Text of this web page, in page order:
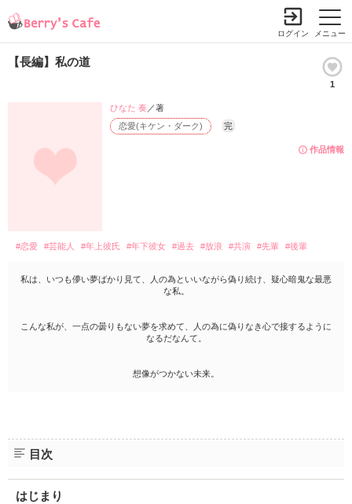
メニュー
ログイン
【長編】私の道
1
作品情報
恋愛(キケン・ダーク) 完
ひなた 奏 ／著
#恋愛 #芸能人 #年上彼氏 #年下彼女 #過去 #放浪 #共演 #先輩 #後輩
私は、いつも儚い夢ばかり見て、人の為といいながら偽り続け、疑心暗鬼な最悪
な私。
こんな私が、一点の曇りもない夢を求めて、人の為に偽りなき心で接するように
なるだなんて。
想像がつかない未来。
目次
はじまり